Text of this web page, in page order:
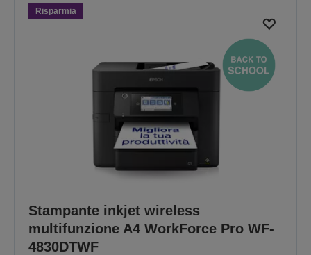
Risparmia
Stampante inkjet wireless
multifunzione A4 WorkForce Pro WF-
4830DTWF